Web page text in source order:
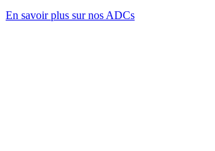
En savoir plus sur nos ADCs